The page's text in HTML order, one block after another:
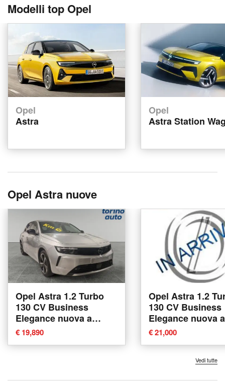
Modelli top Opel
Opel
Astra
Opel
Astra Station
Opel Astra nuove
Opel Astra 1.2 Turbo
130 CV Business
Elegance nuova a
Cherasco
€ 19,890
Opel Astra 1.2
130 CV Business
Elegance nuova
€ 21,000
Vedi tutte